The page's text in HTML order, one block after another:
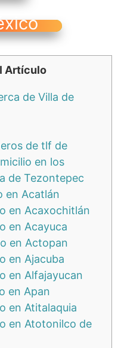
Artículo
de Villa de
de tlf de
en los
de Tezontepec
en Acatlán
en Acaxochitlán
en Acayuca
en Actopan
en Ajacuba
en Alfajayucan
en Apan
en Atitalaquia
en Atotonilco de